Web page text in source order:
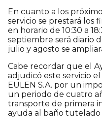
En cuanto a los
servicio se prestará los
en horario de 10:30 a
septiembre será diario
julio y agosto se
Cabe recordar que el
adjudicó este servicio
EULEN S.A. por un
un periodo de cuatro
transporte de primera
ayuda al baño